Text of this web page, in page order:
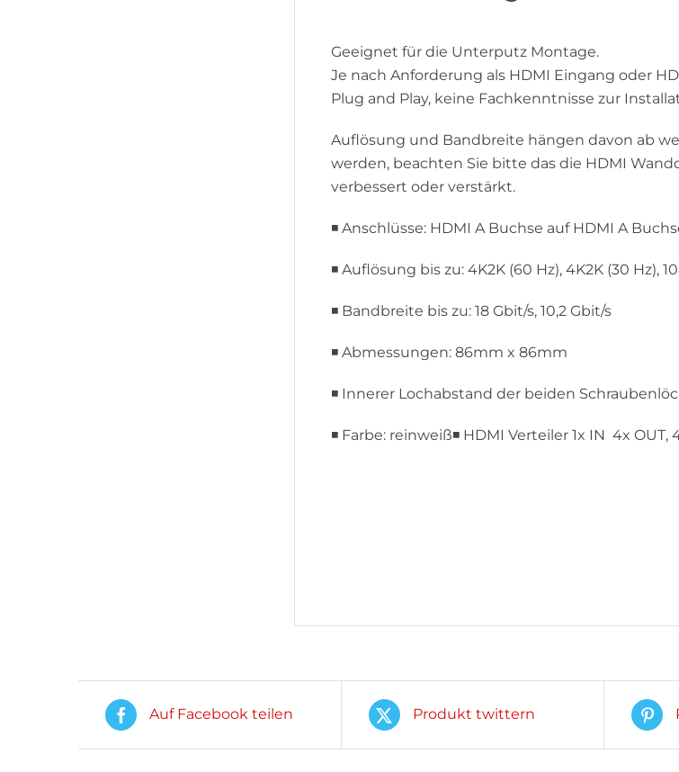
Geeignet für die Unterputz Montage.
Je nach Anforderung als HDMI Eingang oder
Plug and Play, keine Fachkenntnisse zur
Auflösung und Bandbreite hängen davon ab
werden, beachten Sie bitte das die HDMI
verbessert oder verstärkt.
◾ Anschlüsse: HDMI A Buchse auf HDMI A
◾ Auflösung bis zu: 4K2K (60 Hz), 4K2K (30 Hz),
◾ Bandbreite bis zu: 18 Gbit/s, 10,2 Gbit/s
◾ Abmessungen: 86mm x 86mm
◾ Innerer Lochabstand der beiden
◾ Farbe: reinweiß◾ HDMI Verteiler 1x IN  4x OUT,
Auf Facebook teilen Produkt twittern